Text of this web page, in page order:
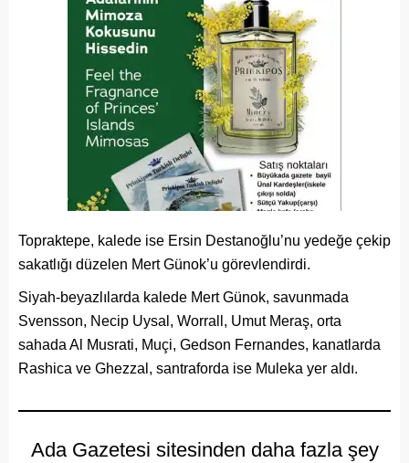
Topraktepe, kalede ise Ersin Destanoğlu’nu yedeğe çekip
sakatlığı düzelen Mert Günok’u görevlendirdi.
Siyah-beyazlılarda kalede Mert Günok, savunmada
Svensson, Necip Uysal, Worrall, Umut Meraş, orta
sahada Al Musrati, Muçi, Gedson Fernandes, kanatlarda
Rashica ve Ghezzal, santraforda ise Muleka yer aldı.
Ada Gazetesi sitesinden daha fazla şey